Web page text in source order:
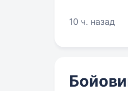
10 ч. назад